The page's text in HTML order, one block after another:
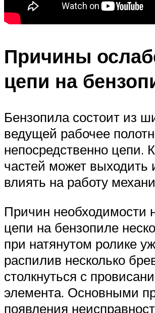
Причины
цепи на
Бензопила состоит из
ведущей рабочее
непосредственно цепи.
частей может выходить
влиять на работу
Причин необходимости
цепи на бензопиле
при натянутом ролике
распилив несколько
столкнуться с
элемента. Основными
появления